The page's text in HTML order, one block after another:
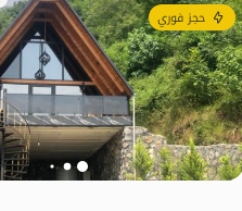
حجز فوري